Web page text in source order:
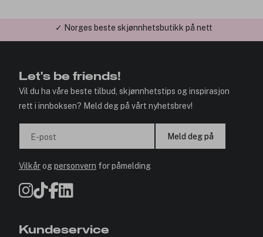
✓ Årets Nettbutikk 2026 og 2025
Let's be friends!
Vil du ha våre beste tilbud, skjønnhetstips og inspirasjon
rett i innboksen? Meld deg på vårt nyhetsbrev!
E-post Meld deg på
Vilkårogpersonvern for påmelding
Kundeservice